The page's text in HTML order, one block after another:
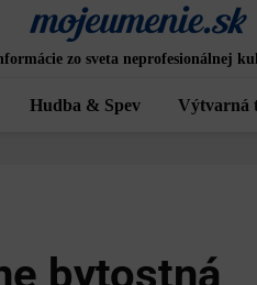
zo sveta neprofesionálnej
Hudba & Spev Výtvarná
bytostná